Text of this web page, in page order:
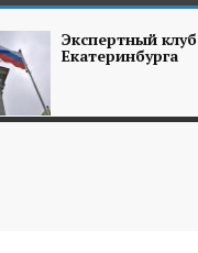
Экспертный клуб
Екатеринбурга